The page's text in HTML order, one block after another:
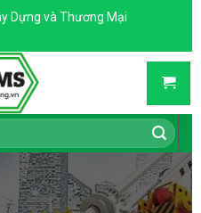
Dựng và Thương Mại